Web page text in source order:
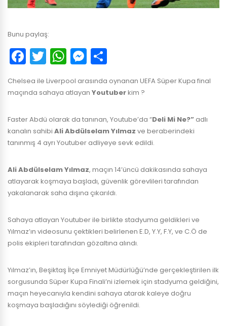
Bunu paylaş:
Facebook
Twitter
WhatsApp
Messenger
Chelsea ile Liverpool arasında oynanan UEFA Süper Kupa final
maçında sahaya atlayan Youtuberkim ?
Faster Abdü olarak da tanınan, Youtube’da “Deli Mi Ne?” adlı
kanalın sahibi Ali Abdülselam Yılmaz ve beraberindeki
tanınmış 4 ayrı Youtuber adliyeye sevk edildi.
Ali Abdülselam Yılmaz, maçın 14’üncü dakikasında sahaya
atlayarak koşmaya başladı, güvenlik görevlileri tarafından
yakalanarak saha dışına çıkarıldı.
Sahaya atlayan Youtuber ile birlikte stadyuma geldikleri ve
Yılmaz’ın videosunu çektikleri belirlenen E.D, Y.Y, F.Y, ve C.Ö de
polis ekipleri tarafından gözaltına alındı.
Yılmaz’ın, Beşiktaş İlçe Emniyet Müdürlüğü’nde gerçekleştirilen ilk
sorgusunda Süper Kupa Finali’ni izlemek için stadyuma geldiğini,
maçın heyecanıyla kendini sahaya atarak kaleye doğru
koşmaya başladığını söylediği öğrenildi.